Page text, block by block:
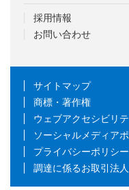
採用情報
お問い合わせ
サイトマップ
商標・著作権
ウェブアクセシビリ
ソーシャルメディア
プライバシーポリシー
調達に係るお取引法